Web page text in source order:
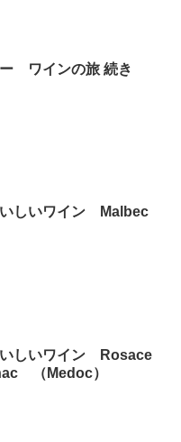
ワインの旅 続き
しいワイン Malbec
しいワイン Rosace
（Medoc）